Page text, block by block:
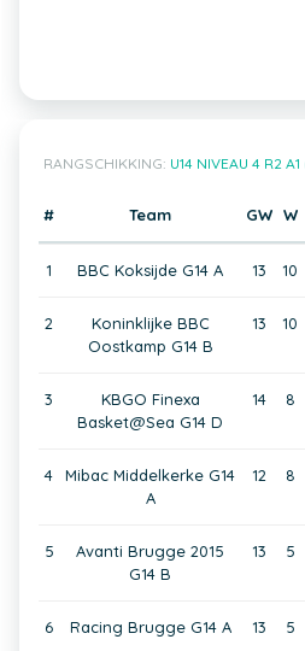
RANGSCHIKKING: U14 NIVEAU 4 R2
# Team GW W
1 BBC Koksijde G14 A 13 10
2
Koninklijke BBC
Oostkamp G14 B
13 10
3
KBGO Finexa
Basket@Sea G14 D
14 8
4
Mibac Middelkerke G14
A
12 8
5
Avanti Brugge 2015
G14 B
13 5
6 Racing Brugge G14 A 13 5